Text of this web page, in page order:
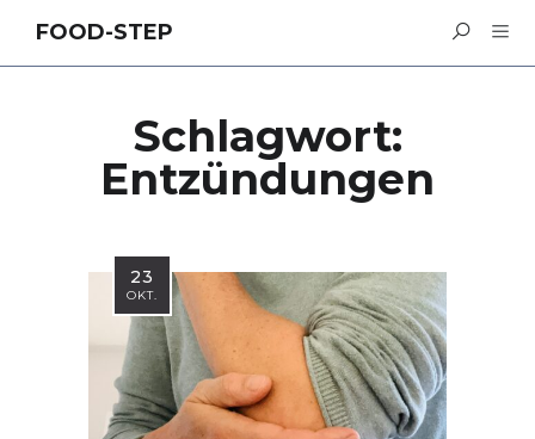
FOOD-STEP
Schlagwort:
Entzündungen
23
OKT.